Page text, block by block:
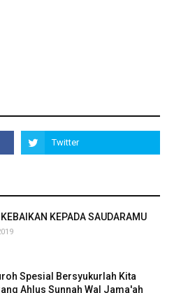
KEPADA SAUDARAMU
Spesial Bersyukurlah Kita
Ahlus Sunnah Wal Jama'ah